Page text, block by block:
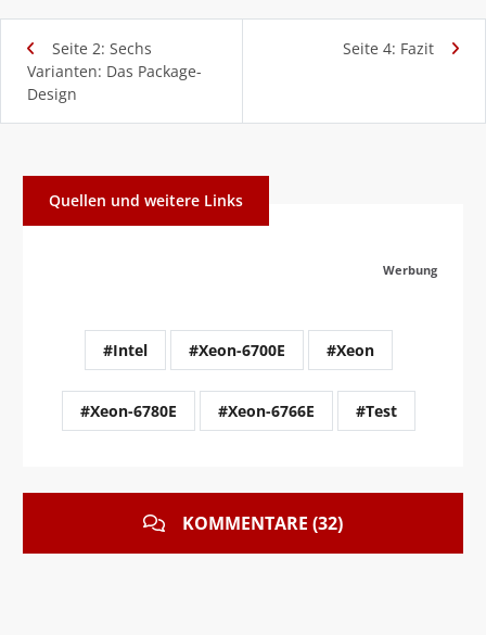
Seite 2: Sechs
Varianten: Das Package-
Design
Seite 4: Fazit
Quellen und weitere Links
Werbung
#Intel #Xeon-6700E #Xeon
#Xeon-6780E #Xeon-6766E #Test
KOMMENTARE (32)